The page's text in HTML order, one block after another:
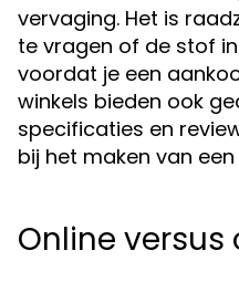
vervaging. Het is
te vragen of de stof
voordat je een
winkels bieden ook
specificaties en
bij het maken van
Online